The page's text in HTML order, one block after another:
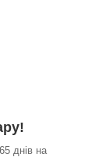
днів на